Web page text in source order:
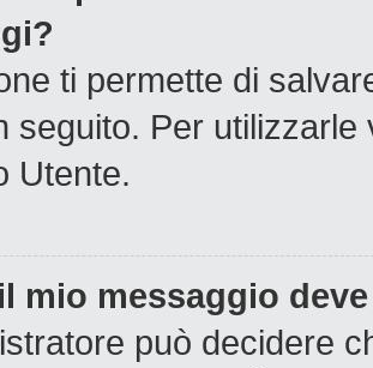
ti permette di
seguito. Per utilizzarle
Utente.
mio messaggio
può decidere